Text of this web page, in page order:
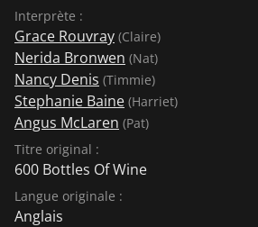
Interprète :
Grace Rouvray (Claire)
Nerida Bronwen (Nat)
Nancy Denis (Timmie)
Stephanie Baine (Harriet)
Angus McLaren (Pat)
Titre original :
600 Bottles Of Wine
Langue originale :
Anglais